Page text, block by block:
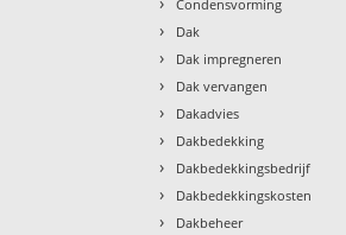
Condensvorming
› Dak
› Dak impregneren
› Dak vervangen
› Dakadvies
› Dakbedekking
› Dakbedekkingsbedrijf
› Dakbedekkingskosten
› Dakbeheer